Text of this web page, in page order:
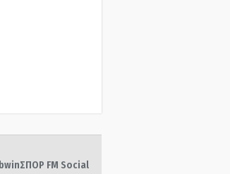
bwinΣΠΟΡ FM Social